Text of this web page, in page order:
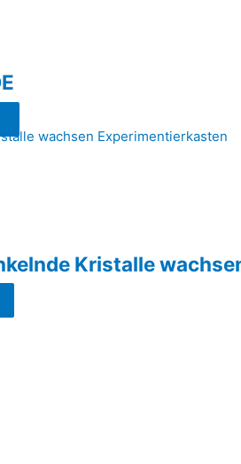
Kristalle